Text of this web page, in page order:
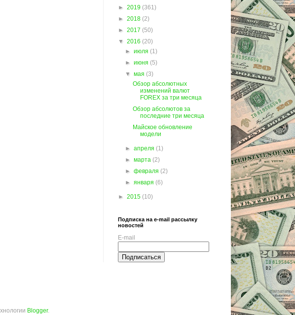
► 2019 (361)
► 2018 (2)
► 2017 (50)
▼ 2016 (20)
►июля(1)
►июня(5)
▼мая(3)
Обзор абсолютных
изменений валют
FOREX за три месяца
Обзор абсолютов за
последние три месяца
Майское обновление
модели
►апреля(1)
►марта(2)
►февраля(2)
►января(6)
► 2015 (10)
Подписка на e-mail рассылку
новостей
E-mail
Blogger.